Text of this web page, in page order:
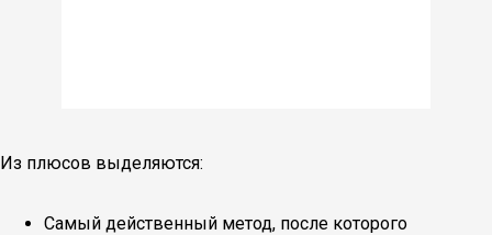
Из плюсов выделяются:
Самый действенный метод, после которого